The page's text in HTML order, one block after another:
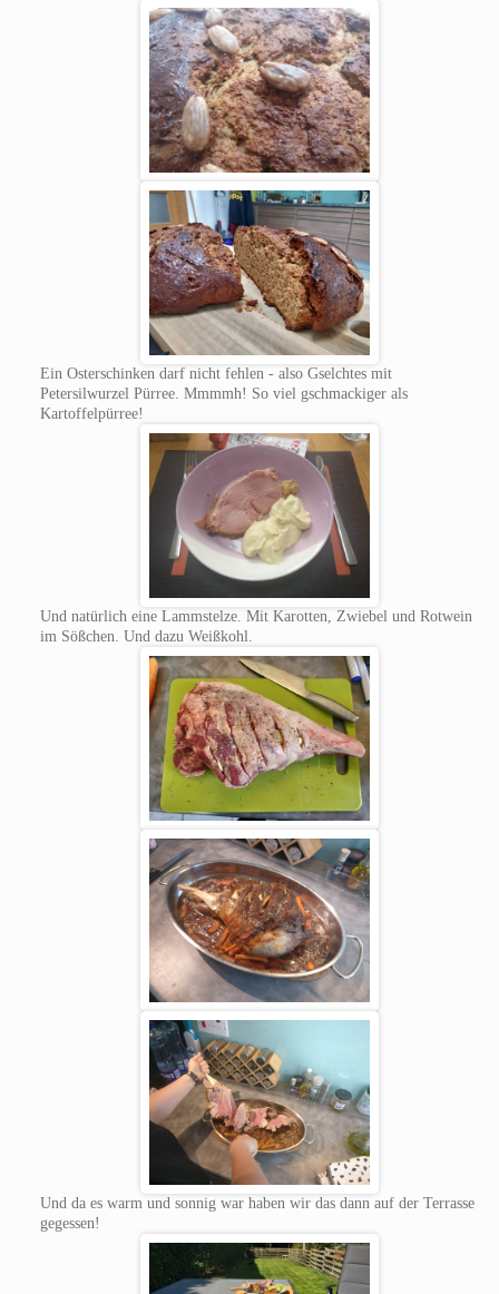
Ein Osterschinken darf nicht fehlen - also Gselchtes mit
Petersilwurzel Pürree. Mmmmh! So viel gschmackiger als
Kartoffelpürree!
Und natürlich eine Lammstelze. Mit Karotten, Zwiebel und Rotwein
im Sößchen. Und dazu Weißkohl.
Und da es warm und sonnig war haben wir das dann auf der Terrasse
gegessen!